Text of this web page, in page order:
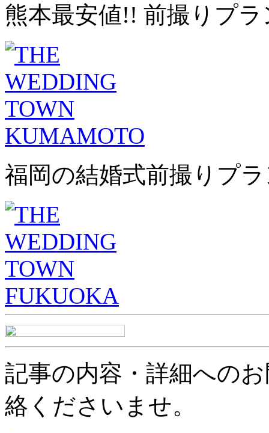
熊本最安値!! 前撮りプラ
福岡の結婚式前撮りプ
記事の内容・詳細への
絡くださいませ。